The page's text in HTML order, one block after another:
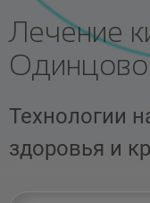
Лечение
Одинцово
Технологии
здоровья и